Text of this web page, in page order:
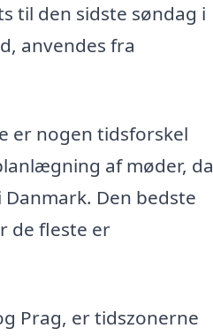
til den sidste søndag i
anvendes fra
er nogen tidsforskel
af møder, da
Den bedste
de fleste er
Prag, er tidszonerne